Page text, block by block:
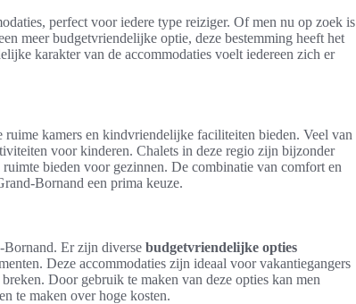
perfect voor iedere type reiziger. Of men nu op zoek is
meer budgetvriendelijke optie, deze bestemming heeft het
karakter van de accommodaties voelt iedereen zich er
ruime kamers en kindvriendelijke faciliteiten bieden. Veel van
voor kinderen. Chalets in deze regio zijn bijzonder
bieden voor gezinnen. De combinatie van comfort en
Bornand een prima keuze.
Er zijn diverse budgetvriendelijke opties
Deze accommodaties zijn ideaal voor vakantiegangers
Door gebruik te maken van deze opties kan men
te maken over hoge kosten.